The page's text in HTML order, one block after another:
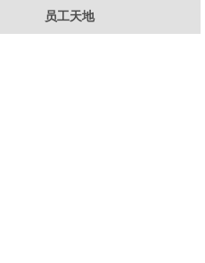
员工天地